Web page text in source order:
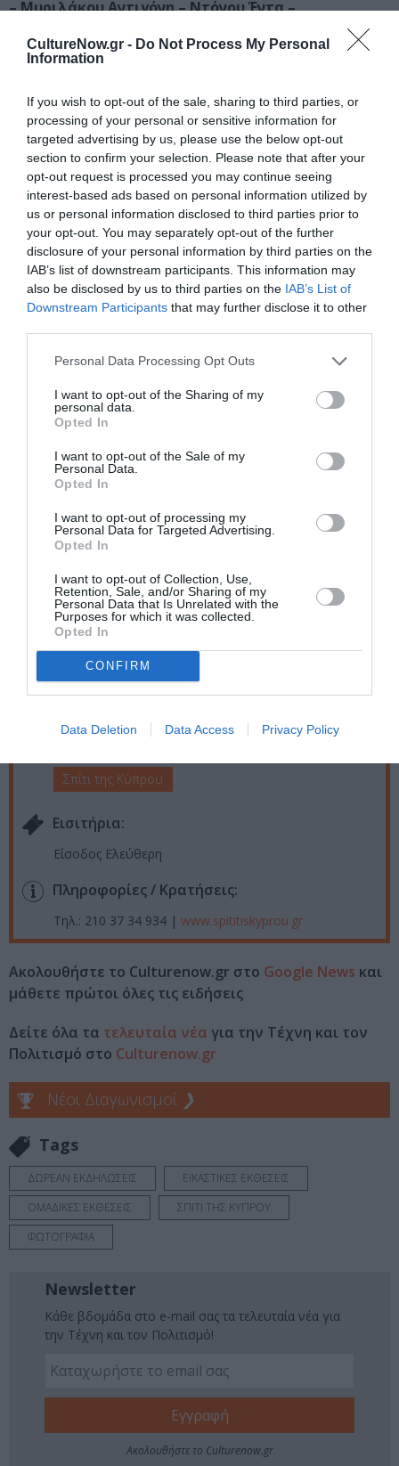
CultureNow.gr - Do Not Process My Personal
Information
If you wish to opt-out of the sale, sharing to third parties, or
processing of your personal or sensitive information for
targeted advertising by us, please use the below opt-out
section to confirm your selection. Please note that after your
opt-out request is processed you may continue seeing
interest-based ads based on personal information utilized by
us or personal information disclosed to third parties prior to
your opt-out. You may separately opt-out of the further
disclosure of your personal information by third parties on the
IAB’s list of downstream participants. This information may
also be disclosed by us to third parties on the IAB’s List of
Downstream Participants that may further disclose it to other
Personal Data Processing Opt Outs
I want to opt-out of the Sharing of my
personal data.
Opted In
I want to opt-out of the Sale of my
Personal Data.
Opted In
I want to opt-out of processing my
Personal Data for Targeted Advertising.
Opted In
I want to opt-out of Collection, Use,
Retention, Sale, and/or Sharing of my
Personal Data that Is Unrelated with the
Purposes for which it was collected.
Opted In
CONFIRM
Data Deletion Data Access Privacy Policy
– Μυριλάκου Αντιγόνη – Ντόνου Έντα –
Παπαγεωργίου Δημήτρης -Παπαδάκου Βάνια –
Παπουτσή Κατερίνα – Πλιακοστάμου Νινέττα –
Πολυτάρχου Σπύρος – Σκαλιστήρης Δημήτρης –
Τζάφη Αγγελική – Τσάκαλος Θάνος – Τσέπας
Γεράσιμος – Χαϊκάλης Δημήτριος – Χασιώτη
Μαρίνα -Χατζοπούλου Καλλιόπη
Επιμελητής έκθεσης:Πλάτων Ριβέλλης
Συντονισμός έκθεσης:Μαρία Ραγιά
Σημείωση:
Η έκθεση αποτελεί επιστέγασμα σεμιναρίου με τον ίδιο τίτλο
που διοργάνωσε το Ευρωπαϊκό Κέντρο και παρέδωσε ο
τετραήμερο 7-10 Ιουνίου 2019 στους Δελφούς. Οι
Πολιτιστικό Κέντρο Δελφών τον Οκτώβριο του 2019.
Κεντρική φωτογραφία θέματος: Βαλαώρας Παναγιώτης
Ταυτότητα Εκδήλωσης
Ημερομηνία:
Από: 05/02/2020 Εως:
21/02/2020
Εγκαίνια: Τετάρτη 5 Φεβρουαρίου 2020, ώρα 20:00-
22:30
Ώρες λειτουργίας: Δευτέρα, Τετάρτη, Παρασκευή: 10:00
– 15:00 | Τρίτη, Πέμπτη: 10:00 ‒ 18:00
Σπίτι της Κύπρου, Ξενοφώντος 2Α, Σύνταγμα
Σπίτι της Κύπρου
Eισιτήρια:
Είσοδος Ελεύθερη
Πληροφορίες / Κρατήσεις:
Τηλ.: 210 37 34 934 | www.spititiskyprou.gr
Ακολουθήστε το Culturenow.gr στο Google News και
μάθετε πρώτοι όλες τις ειδήσεις
Δείτε όλα τα τελευταία νέα για την Τέχνη και τον
Πολιτισμό στο Culturenow.gr
Νέοι Διαγωνισμοί ❯
Tags
ΔΩΡΕΑΝ ΕΚΔΗΛΩΣΕΙΣ
ΕΙΚΑΣΤΙΚΕΣ ΕΚΘΕΣΕΙΣ
ΟΜΑΔΙΚΕΣ ΕΚΘΕΣΕΙΣ
ΣΠΙΤΙ ΤΗΣ ΚΥΠΡΟΥ
ΦΩΤΟΓΡΑΦΙΑ
Newsletter
Κάθε βδομάδα στο e-mail σας τα τελευταία νέα για
την Τέχνη και τον Πολιτισμό!
Ακολουθήστε το Culturenow.gr